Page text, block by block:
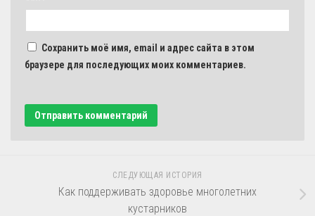
Сохранить моё имя, email и адрес сайта в этом
браузере для последующих моих комментариев.
СЛЕДУЮЩАЯ ИСТОРИЯ
Как поддерживать здоровье многолетних
кустарников